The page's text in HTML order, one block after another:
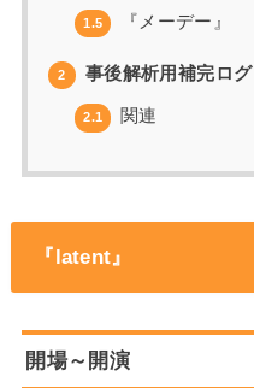
1.5 『メーデー』
2 事後解析用補完ログ
2.1 関連
『latent』
開場～開演